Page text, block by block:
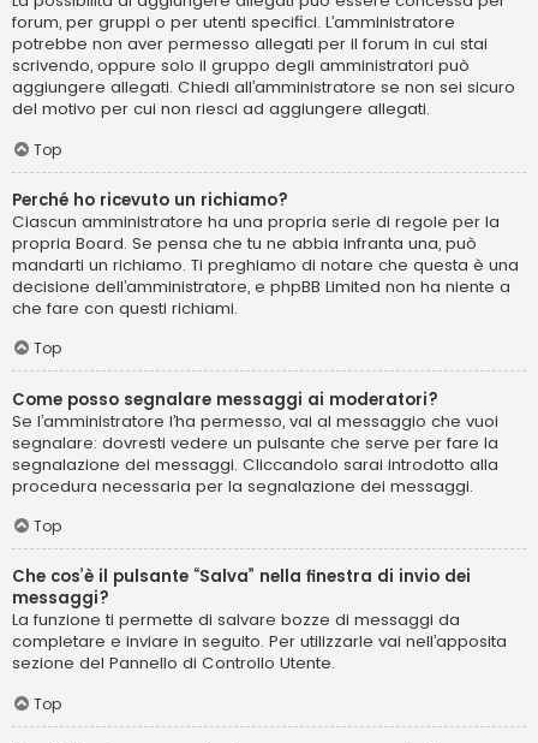
forum, per gruppi o per utenti specifici. L’amministratore
potrebbe non aver permesso allegati per il forum in cui stai
scrivendo, oppure solo il gruppo degli amministratori può
aggiungere allegati. Chiedi all’amministratore se non sei sicuro
del motivo per cui non riesci ad aggiungere allegati.
Top
Perché ho ricevuto un richiamo?
Ciascun amministratore ha una propria serie di regole per la
propria Board. Se pensa che tu ne abbia infranta una, può
mandarti un richiamo. Ti preghiamo di notare che questa è una
decisione dell’amministratore, e phpBB Limited non ha niente a
che fare con questi richiami.
Top
Come posso segnalare messaggi ai moderatori?
Se l’amministratore l’ha permesso, vai al messaggio che vuoi
segnalare: dovresti vedere un pulsante che serve per fare la
segnalazione dei messaggi. Cliccandolo sarai introdotto alla
procedura necessaria per la segnalazione dei messaggi.
Top
Che cos’è il pulsante “Salva” nella finestra di invio dei
messaggi?
La funzione ti permette di salvare bozze di messaggi da
completare e inviare in seguito. Per utilizzarle vai nell’apposita
sezione del Pannello di Controllo Utente.
Top